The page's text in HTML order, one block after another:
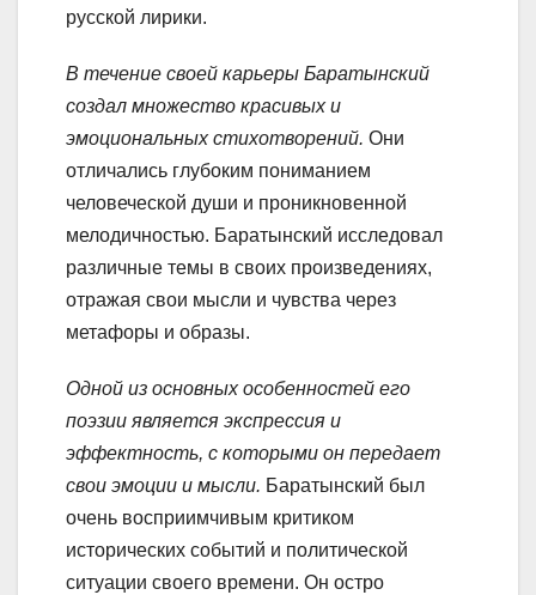
русской лирики.
В течение своей карьеры Баратынский
создал множество красивых и
эмоциональных стихотворений. Они
отличались глубоким пониманием
человеческой души и проникновенной
мелодичностью. Баратынский исследовал
различные темы в своих произведениях,
отражая свои мысли и чувства через
метафоры и образы.
Одной из основных особенностей его
поэзии является экспрессия и
эффектность, с которыми он передает
свои эмоции и мысли. Баратынский был
очень восприимчивым критиком
исторических событий и политической
ситуации своего времени. Он остро